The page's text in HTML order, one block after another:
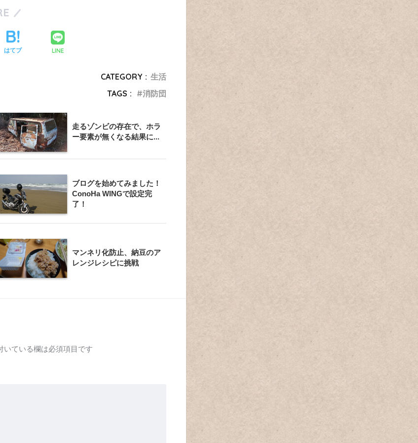
はてブ LINE
CATEGORY : 生活
TAGS :
消防団
走るゾンビの存在で、ホラ
ー要素が無くなる結果に...
ブログを始めてみました！
ConoHa WINGで設定完
了！
マンネリ化防止、納豆のア
レンジレシピに挑戦
いている欄は必須項目です